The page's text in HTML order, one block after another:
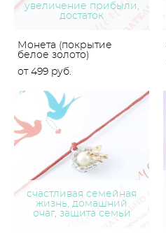
увеличение прибыли,
достаток
Монета (покрытие
белое золото)
от 499 pуб.
счастливая семейная
жизнь, домашний
очаг, защита семьи